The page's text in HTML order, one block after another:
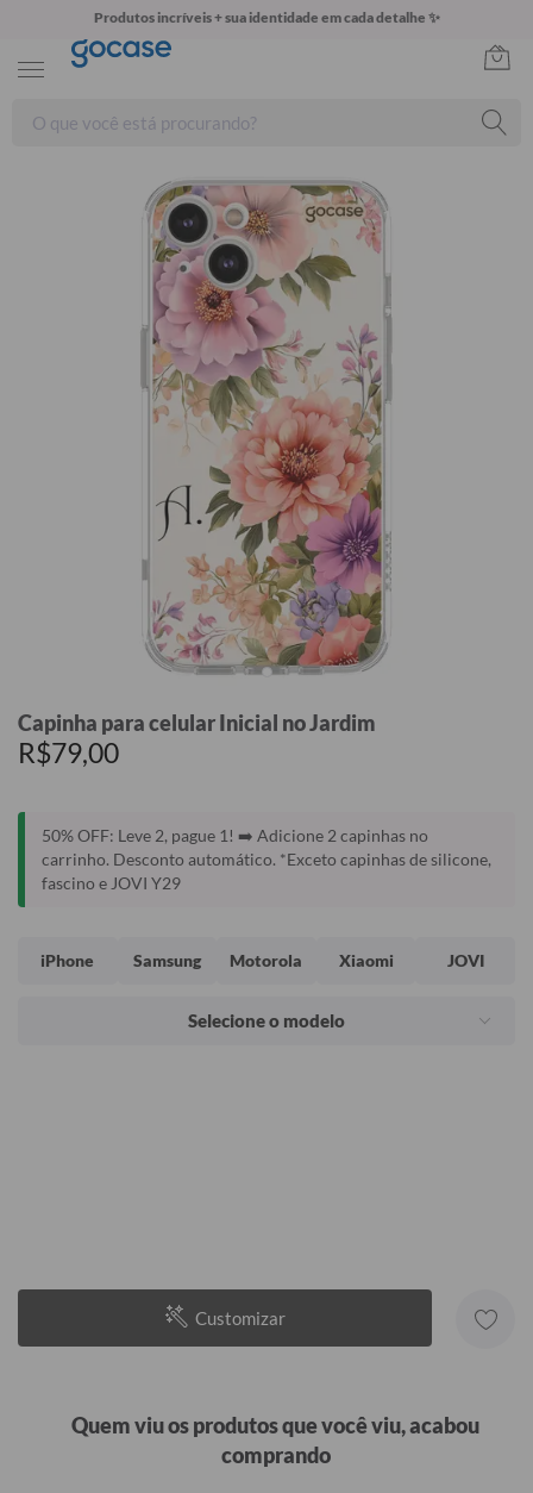
Produtos incríveis + sua identidade em cada detalhe ✨
Capinha para celular Inicial no Jardim
R$79,00
50% OFF: Leve 2, pague 1! ➡️ Adicione 2 capinhas no
carrinho. Desconto automático. *Exceto capinhas de silicone,
fascino e JOVI Y29
iPhone Samsung Motorola Xiaomi JOVI
Selecione o modelo
Customizar
Quem viu os produtos que você viu, acabou
comprando